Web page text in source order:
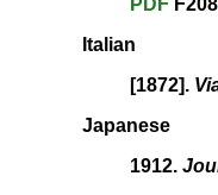
PDF
Italian
[1872].
Japanese
1912.